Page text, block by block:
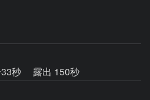
秒
露出 150秒